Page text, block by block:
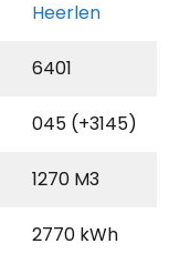
Heerlen
6401
045 (+3145)
1270 M3
2770 kWh